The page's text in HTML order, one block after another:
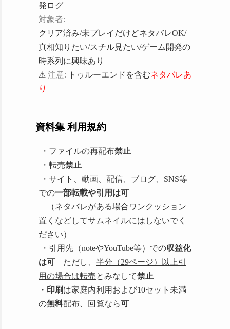
発ログ
対象者:
クリア済み/未プレイだけどネタバレOK/
真相知りたい/スチル見たい/ゲーム開発の
時系列に興味あり
⚠ 注意: トゥルーエンドを含むネタバレあ
り
資料集 利用規約
・ファイルの再配布禁止
・転売禁止
・サイト、動画、配信、ブログ、SNS等
での一部転載や引用は可
（ネタバレがある場合ワンクッション
置くなどしてサムネイルにはしないでく
ださい）
・引用先（noteやYouTube等）での収益化
は可 ただし、 半分（29ページ）以上引
用の場合は転売とみなして禁止
・ 印刷 は家庭内利用および10セット未満
の無料配布、回覧なら可